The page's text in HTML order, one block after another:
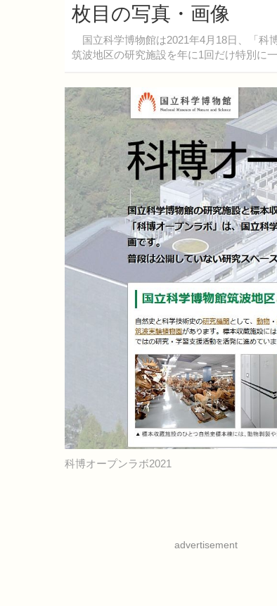
枚目の写真・画像
国立科学博物館は2021年4月18日、「科
筑波地区の研究施設を年に1回だけ特別に
科博オープンラボ2021
advertisement